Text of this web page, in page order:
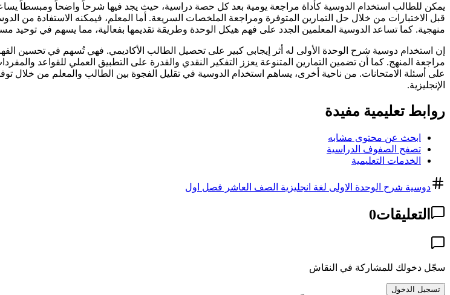
يمكن للطالب استخدام الدوسية كأداة مراجعة يومية بعد كل حصة دراسية، حيث يجد فيها شرحاً واضحاً ومبسطاً
قبل الاختبارات من خلال حل التمارين المتوفرة ومراجعة الملخصات السريعة. أما المعلم، فيمكنه الاستفادة من
منهجية. كما تساعد الدوسية المعلمين الجدد على فهم هيكل الوحدة وطريقة تقديمها بفعالية، مما يسهم في
مراجعة المنهج. كما أن تضمين التمارين المتنوعة يعزز التفكير النقدي والقدرة على التطبيق العملي للقواعد
على أسئلة الامتحانات. من ناحية أخرى، يساهم استخدام الدوسية في تقليل الفجوة بين الطالب والمعلم من خلال
الإنجليزية.
روابط تعليمية مفيدة
ابحث عن محتوى مشابه
تصفح الصفوف الدراسية
الخدمات التعليمية
دوسية شرح الوحدة الاولى لغة انجليزية الصف العاشر فصل اول
التعليقات0
سجّل دخولك للمشاركة في النقاش
تسجيل الدخول